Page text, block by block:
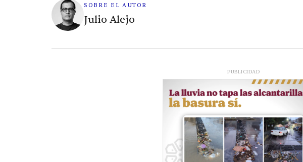
SOBRE EL AUTOR
Julio Alejo
PUBLICIDAD